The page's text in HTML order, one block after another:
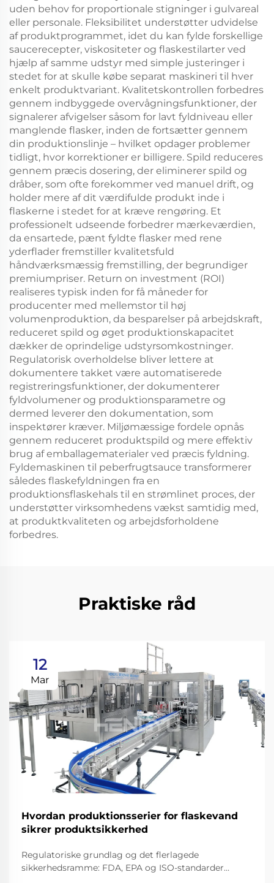
uden behov for proportionale stigninger i gulvareal
eller personale. Fleksibilitet understøtter udvidelse
af produktprogrammet, idet du kan fylde forskellige
saucerecepter, viskositeter og flaskestilarter ved
hjælp af samme udstyr med simple justeringer i
stedet for at skulle købe separat maskineri til hver
enkelt produktvariant. Kvalitetskontrollen forbedres
gennem indbyggede overvågningsfunktioner, der
signalerer afvigelser såsom for lavt fyldniveau eller
manglende flasker, inden de fortsætter gennem
din produktionslinje – hvilket opdager problemer
tidligt, hvor korrektioner er billigere. Spild reduceres
gennem præcis dosering, der eliminerer spild og
dråber, som ofte forekommer ved manuel drift, og
holder mere af dit værdifulde produkt inde i
flaskerne i stedet for at kræve rengøring. Et
professionelt udseende forbedrer mærkeværdien,
da ensartede, pænt fyldte flasker med rene
yderflader fremstiller kvalitetsfuld
håndværksmæssig fremstilling, der begrundiger
premiumpriser. Return on investment (ROI)
realiseres typisk inden for få måneder for
producenter med mellemstor til høj
volumenproduktion, da besparelser på arbejdskraft,
reduceret spild og øget produktionskapacitet
dækker de oprindelige udstyrsomkostninger.
Regulatorisk overholdelse bliver lettere at
dokumentere takket være automatiserede
registreringsfunktioner, der dokumenterer
fyldvolumener og produktionsparametre og
dermed leverer den dokumentation, som
inspektører kræver. Miljømæssige fordele opnås
gennem reduceret produktspild og mere effektiv
brug af emballagematerialer ved præcis fyldning.
Fyldemaskinen til peberfrugtsauce transformerer
således flaskefyldningen fra en
produktionsflaskehals til en strømlinet proces, der
understøtter virksomhedens vækst samtidig med,
at produktkvaliteten og arbejdsforholdene
forbedres.
Praktiske råd
12
Mar
Hvordan produktionsserier for flaskevand
sikrer produktsikkerhed
Regulatoriske grundlag og det flerlagede
sikkerhedsramme: FDA, EPA og ISO-standarder